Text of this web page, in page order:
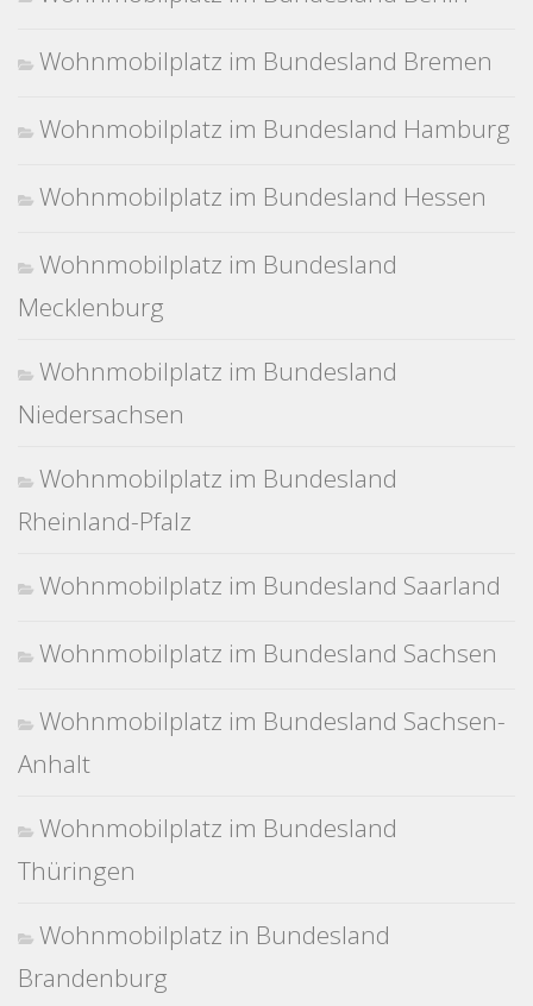
Wohnmobilplatz im Bundesland Bremen
Wohnmobilplatz im Bundesland Hamburg
Wohnmobilplatz im Bundesland Hessen
Wohnmobilplatz im Bundesland
Mecklenburg
Wohnmobilplatz im Bundesland
Niedersachsen
Wohnmobilplatz im Bundesland
Rheinland-Pfalz
Wohnmobilplatz im Bundesland Saarland
Wohnmobilplatz im Bundesland Sachsen
Wohnmobilplatz im Bundesland Sachsen-
Anhalt
Wohnmobilplatz im Bundesland
Thüringen
Wohnmobilplatz in Bundesland
Brandenburg